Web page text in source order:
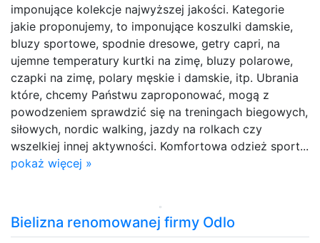
imponujące kolekcje najwyższej jakości. Kategorie
jakie proponujemy, to imponujące koszulki damskie,
bluzy sportowe, spodnie dresowe, getry capri, na
ujemne temperatury kurtki na zimę, bluzy polarowe,
czapki na zimę, polary męskie i damskie, itp. Ubrania
które, chcemy Państwu zaproponować, mogą z
powodzeniem sprawdzić się na treningach biegowych,
siłowych, nordic walking, jazdy na rolkach czy
wszelkiej innej aktywności. Komfortowa odzież sport...
pokaż więcej »
Bielizna renomowanej firmy Odlo